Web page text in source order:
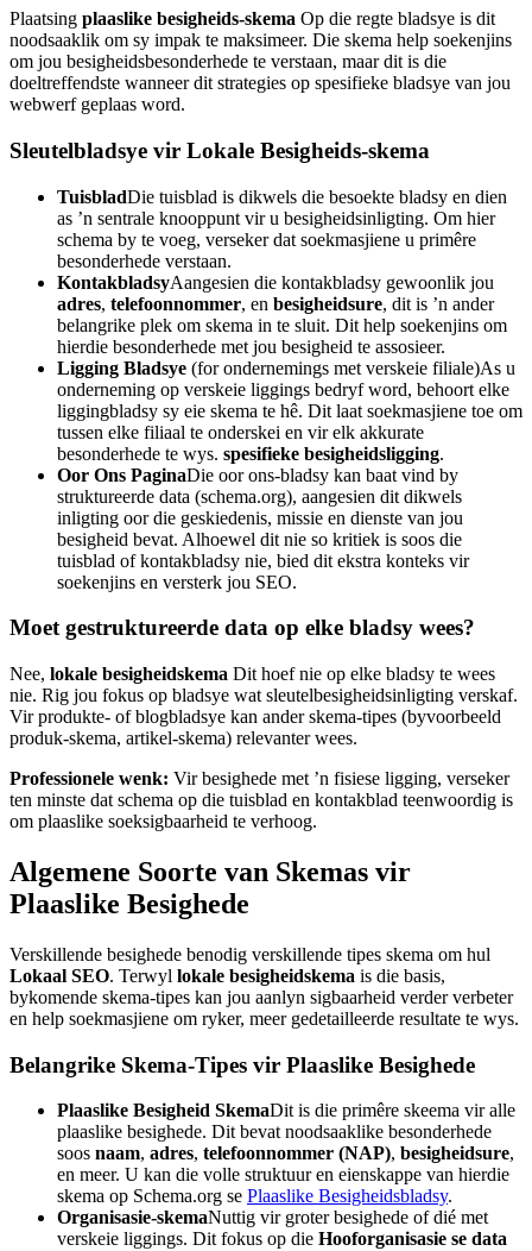
Plaatsing plaaslike besigheids-skema Op die regte bladsye is dit
noodsaaklik om sy impak te maksimeer. Die skema help soekenjins
om jou besigheidsbesonderhede te verstaan, maar dit is die
doeltreffendste wanneer dit strategies op spesifieke bladsye van jou
webwerf geplaas word.
Sleutelbladsye vir Lokale Besigheids-skema
TuisbladDie tuisblad is dikwels die besoekte bladsy en dien
as ’n sentrale knooppunt vir u besigheidsinligting. Om hier
schema by te voeg, verseker dat soekmasjiene u primêre
besonderhede verstaan.
KontakbladsyAangesien die kontakbladsy gewoonlik jou
adres, telefoonnommer, en besigheidsure, dit is ’n ander
belangrike plek om skema in te sluit. Dit help soekenjins om
hierdie besonderhede met jou besigheid te assosieer.
Ligging Bladsye (for ondernemings met verskeie filiale)As u
onderneming op verskeie liggings bedryf word, behoort elke
liggingbladsy sy eie skema te hê. Dit laat soekmasjiene toe om
tussen elke filiaal te onderskei en vir elk akkurate
besonderhede te wys. spesifieke besigheidsligging.
Oor Ons PaginaDie oor ons-bladsy kan baat vind by
struktureerde data (schema.org), aangesien dit dikwels
inligting oor die geskiedenis, missie en dienste van jou
besigheid bevat. Alhoewel dit nie so kritiek is soos die
tuisblad of kontakbladsy nie, bied dit ekstra konteks vir
soekenjins en versterk jou SEO.
Moet gestruktureerde data op elke bladsy wees?
Nee, lokale besigheidskema Dit hoef nie op elke bladsy te wees
nie. Rig jou fokus op bladsye wat sleutelbesigheidsinligting verskaf.
Vir produkte- of blogbladsye kan ander skema-tipes (byvoorbeeld
produk-skema, artikel-skema) relevanter wees.
Professionele wenk: Vir besighede met ’n fisiese ligging, verseker
ten minste dat schema op die tuisblad en kontakblad teenwoordig is
om plaaslike soeksigbaarheid te verhoog.
Algemene Soorte van Skemas vir
Plaaslike Besighede
Verskillende besighede benodig verskillende tipes skema om hul
Lokaal SEO. Terwyl lokale besigheidskema is die basis,
bykomende skema-tipes kan jou aanlyn sigbaarheid verder verbeter
en help soekmasjiene om ryker, meer gedetailleerde resultate te wys.
Belangrike Skema-Tipes vir Plaaslike Besighede
Plaaslike Besigheid SkemaDit is die primêre skeema vir alle
plaaslike besighede. Dit bevat noodsaaklike besonderhede
soos naam, adres, telefoonnommer (NAP), besigheidsure,
en meer. U kan die volle struktuur en eienskappe van hierdie
skema op Schema.org se Plaaslike Besigheidsbladsy.
Organisasie-skemaNuttig vir groter besighede of dié met
verskeie liggings. Dit fokus op die Hooforganisasie se data